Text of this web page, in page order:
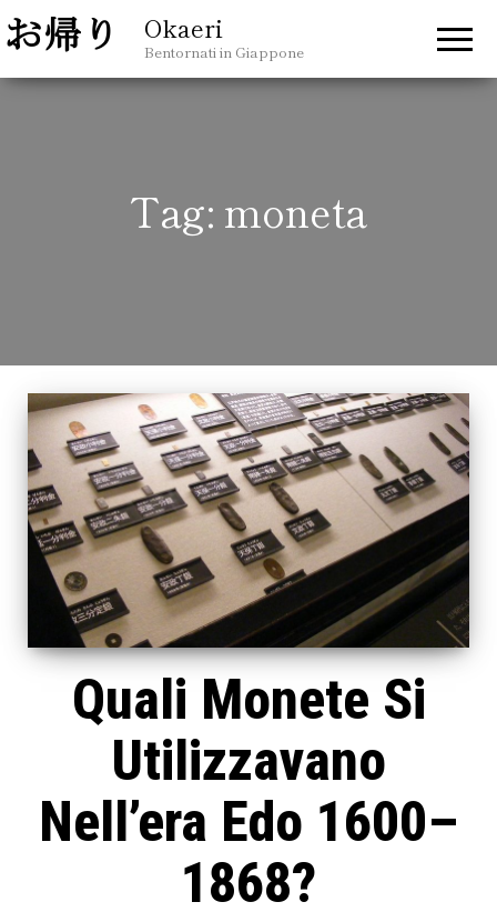
Okaeri
Bentornati in Giappone
Tag: moneta
Quali Monete Si
Utilizzavano
Nell’era Edo 1600–
1868?